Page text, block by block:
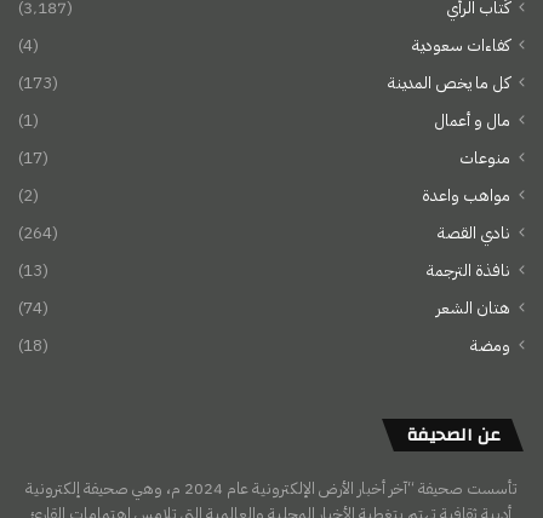
كُتاب الرأي
(3٬187)
كفاءات سعودية
(4)
كل ما يخص المدينة
(173)
مال و أعمال
(1)
منوعات
(17)
مواهب واعدة
(2)
نادي القصة
(264)
نافذة الترجمة
(13)
هتان الشعر
(74)
ومضة
(18)
عن الصحيفة
تأسست صحيفة “آخر أخبار الأرض الإلكترونية عام 2024 م، وهي صحيفة إلكترونية